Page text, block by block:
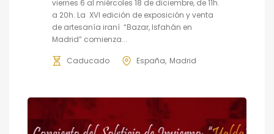
viernes 6 al miércoles 18 de diciembre, de 11h.
a 20h. La XVI edición de exposición y venta
de artesanía iraní “Bazar, Isfahán en
Madrid” comienza...
Caducado España Madrid